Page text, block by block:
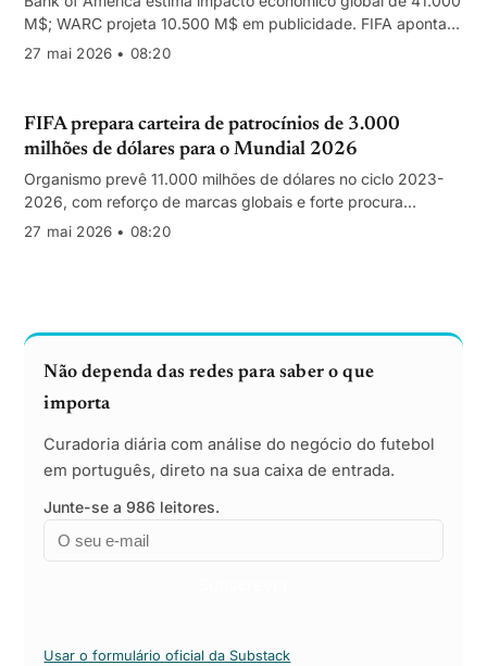
M$; WARC projeta 10.500 M$ em publicidade. FIFA aponta
faturação recorde de 8.911 M$ em 2026, impulsionada por
27 mai 2026 • 08:20
FIFA prepara carteira de patrocínios de 3.000
milhões de dólares para o Mundial 2026
Organismo prevê 11.000 milhões de dólares no ciclo 2023-
2026, com reforço de marcas globais e forte procura
publicitária na América do Norte.
27 mai 2026 • 08:20
Não dependa das redes para saber o que
importa
Curadoria diária com análise do negócio do futebol
em português, direto na sua caixa de entrada.
Junte-se a 986 leitores.
Email
Empresa
Usar o formulário oficial da Substack